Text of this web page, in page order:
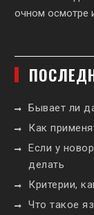
очном осмотре
Бывает ли
Как
Если у
делать
Критерии,
Что такое